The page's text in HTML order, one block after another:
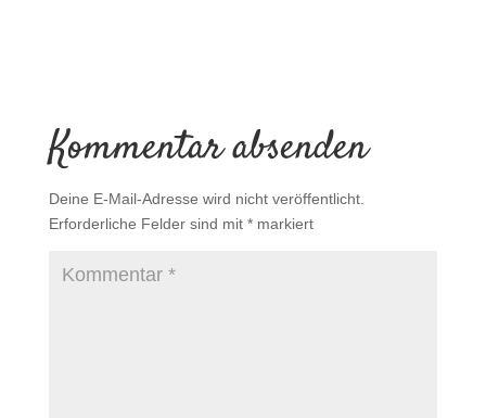
Kommentar absenden
Deine E-Mail-Adresse wird nicht veröffentlicht.
Erforderliche Felder sind mit *markiert